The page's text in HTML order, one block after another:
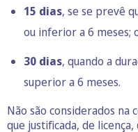
15 dias, se se prevê
ou inferior a 6 meses;
30 dias, quando a
superior a 6 meses.
Não são considerados na
que justificada, de